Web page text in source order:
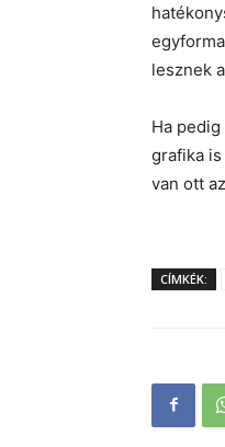
lesznek
Ha
grafika
van ott
CÍMKÉK: